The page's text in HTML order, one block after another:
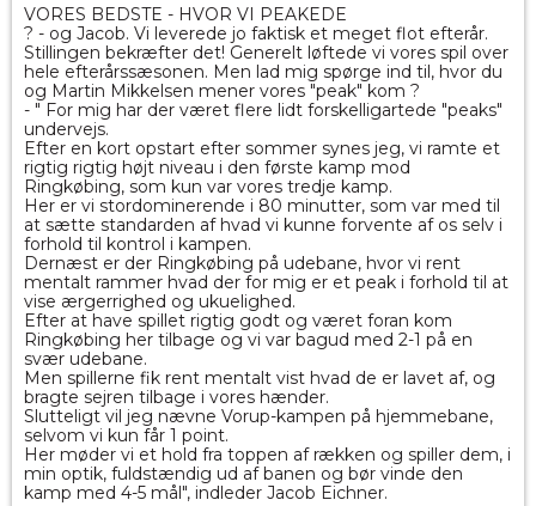
VORES BEDSTE - HVOR VI PEAKEDE
? - og Jacob. Vi leverede jo faktisk et meget flot efterår.
Stillingen bekræfter det! Generelt løftede vi vores spil over
hele efterårssæsonen. Men lad mig spørge ind til, hvor du
og Martin Mikkelsen mener vores "peak" kom ?
- " For mig har der været flere lidt forskelligartede "peaks"
undervejs.
Efter en kort opstart efter sommer synes jeg, vi ramte et
rigtig rigtig højt niveau i den første kamp mod
Ringkøbing, som kun var vores tredje kamp.
Her er vi stordominerende i 80 minutter, som var med til
at sætte standarden af hvad vi kunne forvente af os selv i
forhold til kontrol i kampen.
Dernæst er der Ringkøbing på udebane, hvor vi rent
mentalt rammer hvad der for mig er et peak i forhold til at
vise ærgerrighed og ukuelighed.
Efter at have spillet rigtig godt og været foran kom
Ringkøbing her tilbage og vi var bagud med 2-1 på en
svær udebane.
Men spillerne fik rent mentalt vist hvad de er lavet af, og
bragte sejren tilbage i vores hænder.
Slutteligt vil jeg nævne Vorup-kampen på hjemmebane,
selvom vi kun får 1 point.
Her møder vi et hold fra toppen af rækken og spiller dem, i
min optik, fuldstændig ud af banen og bør vinde den
kamp med 4-5 mål", indleder Jacob Eichner.